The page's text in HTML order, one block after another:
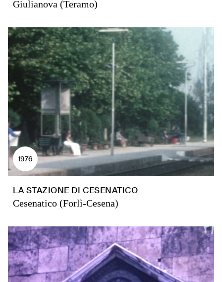
Giulianova (Teramo)
1976
LA STAZIONE DI CESENATICO
Cesenatico (Forlì-Cesena)